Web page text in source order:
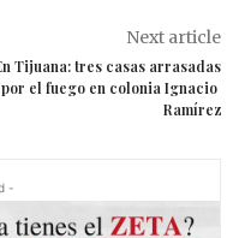
Next article
Tijuana: tres casas arrasadas
por el fuego en colonia Ignacio
Ramírez
-